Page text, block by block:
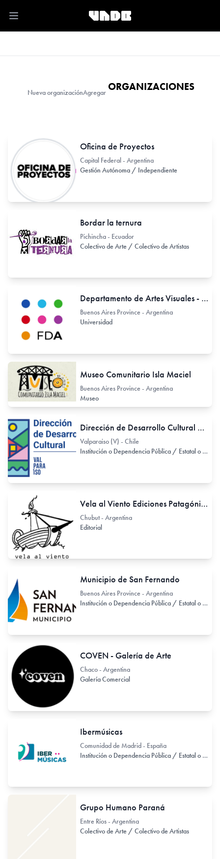
Open main menu
Nueva organizaciónAgregar ORGANIZACIONES
Oficina de Proyectos
Capital Federal - Argentina
Gestión Autónoma / Independiente
Bordar la ternura
Pichincha - Ecuador
Colectivo de Arte / Colectivo de Artistas
Departamento de Artes Visuales - Facultad de Artes, Universidad Nacional de La Plata (UNLP)
Buenos Aires Province - Argentina
Universidad
Museo Comunitario Isla Maciel
Buenos Aires Province - Argentina
Museo
Dirección de Desarrollo Cultural de la Municipalidad de Valparaíso - Chile
Valparaiso (V) - Chile
Institución o Dependencia Pública / Estatal o Provincial
Vela al Viento Ediciones Patagónicas
Chubut - Argentina
Editorial
Municipio de San Fernando
Buenos Aires Province - Argentina
Institución o Dependencia Pública / Estatal o Provincial
COVEN - Galería de Arte
Chaco - Argentina
Galería Comercial
Ibermúsicas
Comunidad de Madrid - España
Institución o Dependencia Pública / Estatal o Provincial
Grupo Humano Paraná
Entre Ríos - Argentina
Colectivo de Arte / Colectivo de Artistas